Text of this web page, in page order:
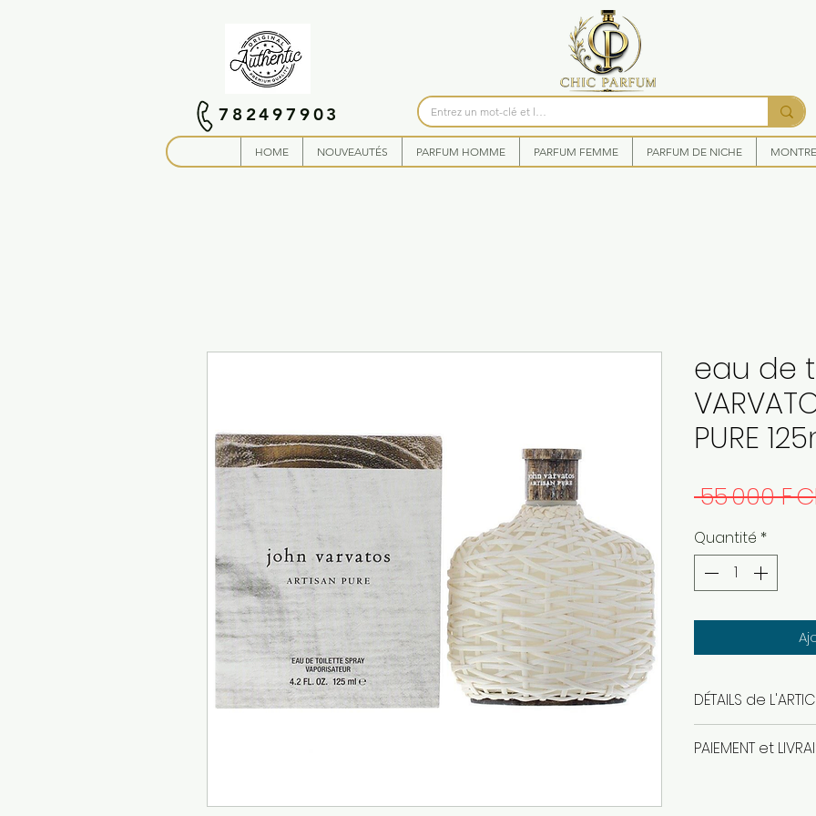
782497903
HOME NOUVEAUTÉS PARFUM HOMME PARFUM FEMME PARFUM DE NICHE
eau de
PURE
55 000 F
Quantité *
DÉTAILS de
produit
PAIEMENT et